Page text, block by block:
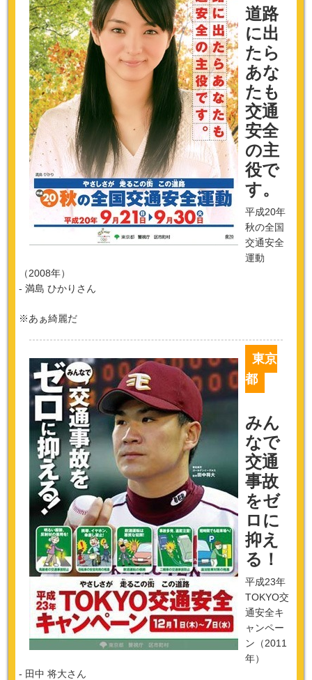
道路
に出
たら
あな
たも
交通
安全
の主
役で
す。
平成20年
秋の全国
交通安全
運動
（2008年）
- 満島 ひかりさん
※あぁ綺麗だ
東京
都
みん
なで
交通
事故
をゼ
ロに
抑え
る！
平成23年
TOKYO交
通安全キ
ャンペー
ン（2011
年）
- 田中 将大さん